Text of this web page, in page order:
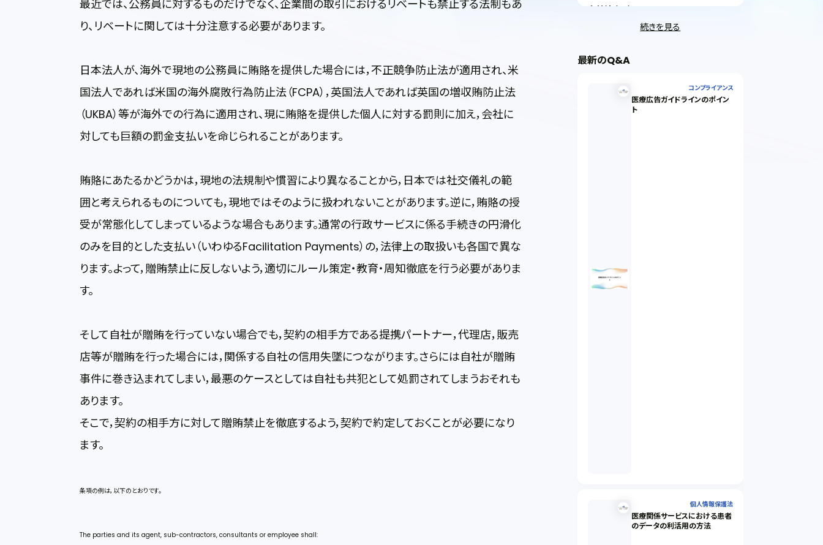
最近では、公務員に対するものだけでなく、企業間の取引におけるリベートも禁止する法制もあ
り、リベートに関しては十分注意する必要があります。
日本法人が、海外で現地の公務員に賄賂を提供した場合には，不正競争防止法が適用され、米
国法人であれば米国の海外腐敗行為防止法（FCPA），英国法人であれば英国の増収賄防止法
（UKBA）等が海外での行為に適用され、現に賄賂を提供した個人に対する罰則に加え，会社に
対しても巨額の罰金支払いを命じられることがあります。
賄賂にあたるかどうかは，現地の法規制や慣習により異なることから，日本では社交儀礼の範
囲と考えられるものについても，現地ではそのように扱われないことがあります。逆に，賄賂の授
受が常態化してしまっているような場合もあります。通常の行政サービスに係る手続きの円滑化
のみを目的とした支払い（いわゆるFacilitation Payments）の，法律上の取扱いも各国で異な
ります。よって，贈賄禁止に反しないよう，適切にルール策定・教育・周知徹底を行う必要がありま
す。
そして自社が贈賄を行っていない場合でも，契約の相手方である提携パートナー，代理店，販売
店等が贈賄を行った場合には，関係する自社の信用失墜につながります。さらには自社が贈賄
事件に巻き込まれてしまい，最悪のケースとしては自社も共犯として処罰されてしまうおそれも
あります。
そこで，契約の相手方に対して贈賄禁止を徹底するよう，契約で約定しておくことが必要になり
ます。
条項の例は，以下のとおりです。
The parties and its agent, sub-contractors, consultants or employee shall:
会社法（35）
続きを見る
最新のQ&A
コンプライアンス
医療広告ガイドラインのポイン
ト
個人情報保護法
医療関係サービスにおける患者
のデータの利活用の方法